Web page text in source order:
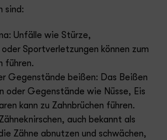
sind:
Unfälle wie Stürze,
Sportverletzungen können zum
führen.
Gegenstände beißen: Das Beißen
oder Gegenstände wie Nüsse, Eis
kann zu Zahnbrüchen führen.
auch bekannt als
Zähne abnutzen und schwächen,